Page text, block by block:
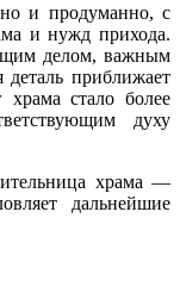
и продуманно, с
и нужд прихода.
делом, важным
приближает
храма стало более
духу
храма —
дальнейшие